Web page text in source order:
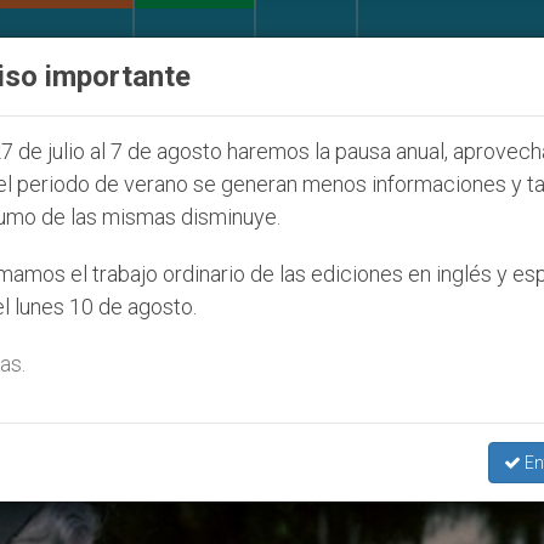
pronuncia ante caso de obispo católico
María Inés Teresa Del
importante
de julio al 7 de agosto haremos la pausa anual,
periodo de verano se generan menos informaciones y
de las mismas disminuye.
el trabajo ordinario de las ediciones en inglés y
lunes 10 de agosto.